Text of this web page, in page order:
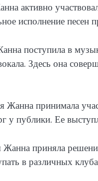
активно
исполнение песен
поступила в
Здесь она
принимала
у публики. Ее
приняла
в различных